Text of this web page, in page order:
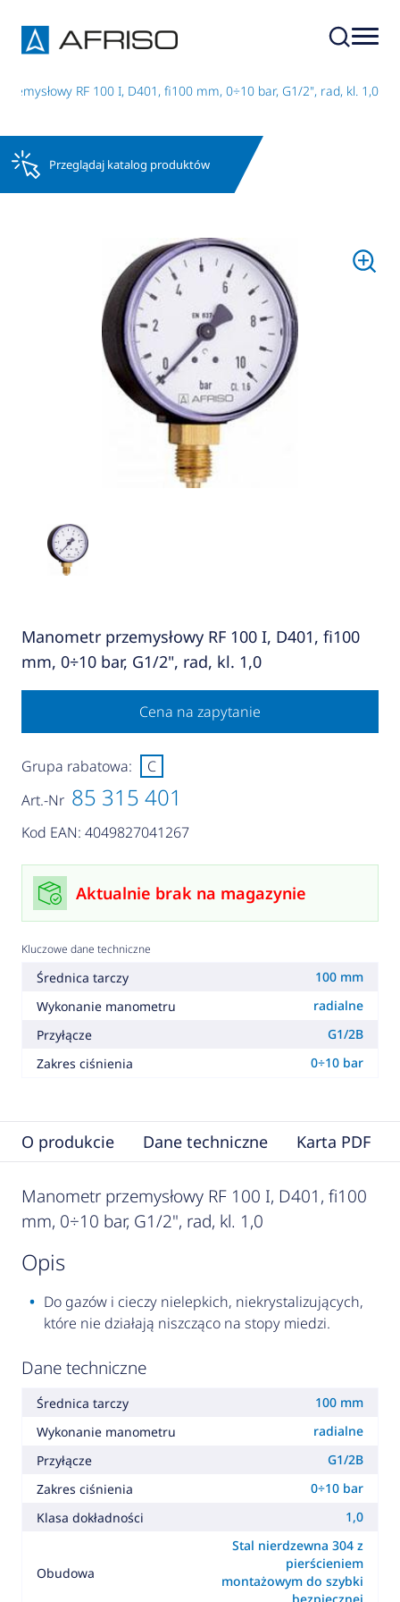
RF 100 I, D401, fi100 mm, 0÷10 bar, G1/2", rad, kl. 1,0
Przeglądaj katalog produktów
Manometr przemysłowy RF 100 I, D401, fi100
mm, 0÷10 bar, G1/2", rad, kl. 1,0
Cena na zapytanie
Art.-Nr 85 315 401
Kod EAN: 4049827041267
Grupa rabatowa: C
Aktualnie brak na magazynie
Kluczowe dane techniczne
Średnica tarczy
100 mm
Wykonanie manometru
radialne
Przyłącze
G1/2B
Zakres ciśnienia
0÷10 bar
O produkcie Dane techniczne Karta PDF
Manometr przemysłowy RF 100 I, D401, fi100
mm, 0÷10 bar, G1/2", rad, kl. 1,0
opis
Do gazów i cieczy nielepkich, niekrystalizujących,
które nie działają niszcząco na stopy miedzi.
Dane techniczne
Średnica tarczy
100 mm
Wykonanie manometru
radialne
Przyłącze
G1/2B
Zakres ciśnienia
0÷10 bar
Klasa dokładności
1,0
Obudowa
Stal nierdzewna 304 z
pierścieniem
montażowym do szybki